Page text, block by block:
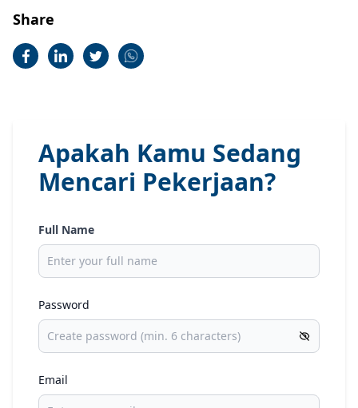
Share
Apakah Kamu Sedang
Mencari Pekerjaan?
Full Name
Password
Email